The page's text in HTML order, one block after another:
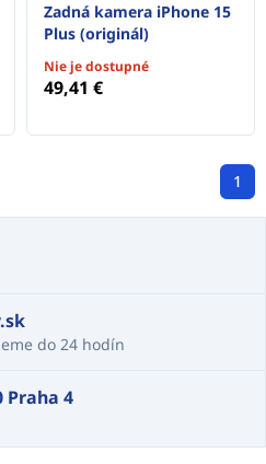
Zadná kamera iPhone 15
Plus (originál)
Nie je dostupné
49,41 €
1
do 24 hodín
Praha 4